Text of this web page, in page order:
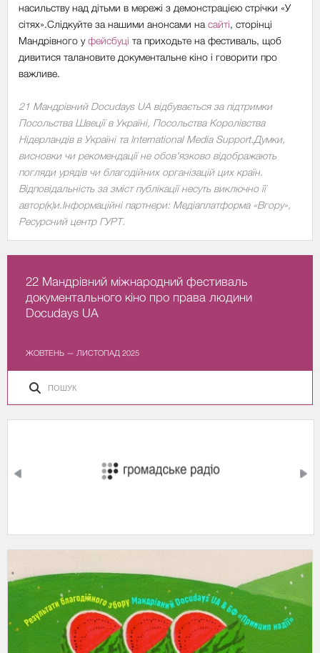
насильству над дітьми в мережі з демонстрацією стрічки «У
сітях».Слідкуйте за нашими анонсами на сайті, сторінці
Мандрівного уфейсбуці та приходьте на фестиваль, щоб
дивитися талановите документальне кіно і говорити про
важливе.
21 Мандрівний Docudays UA відбувається за підтримки
Посольства Швеції в Україні, Посольства Королівства
Нідерландів в Україні та International Media Support.Думки,
висновки чи рекомендації не обов’язково відображають
погляди урядів чи благодійних організацій цих країн.
Відповідальність за зміст публікації несуть виключно її
автор(к)и.Інформаційні партнери: Медіаплатформа «Вгору»,
Ресурсний центр ГУРТ.
22 Мандрівний міжнародний фестиваль
документального кіно про права людини
Docudays UA
ЖОВТЕНЬ — ЛИСТОПАД 2025